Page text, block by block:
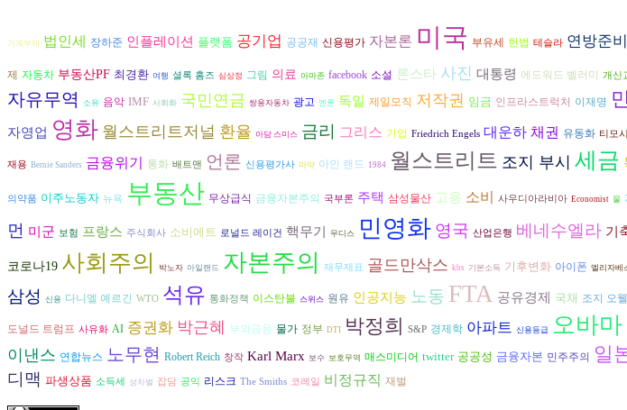
가계부채 법인세 장하준 인플레이션 플랫폼 공기업 공공재 신용평가 자본론 미국 부유세 헌법 테슬라 연방준
제 자동차 부동산PF 최경환 여행 셜록 홈즈 심상정 그림 의료 아마존 facebook 소설 론스타 사진 대통령 에드워드 벨러미 개신
자유무역 소유 음악 IMF 사회화 국민연금 쌍용자동차 광고 엔론 독일 제일모직 저작권 임금 인프라스트럭처 이재명
자영업 영화 월스트리트저널 환율 아담 스미스 금리 그리스 기업 Friedrich Engels 대운하 채권 유동화 티모
재용 Bernie Sanders 금융위기 통화 배트맨 언론 신용평가사 마약 아인 랜드 1984 월스트리트 조지 부시 세금
의약품 이주노동자 뉴욕 부동산 무상급식 금융자본주의 국부론 주택 삼성물산 고용 소비 사우디아라비아 Economist 물
먼 미군 보험 프랑스 주식회사 소비에트 로널드 레이건 핵무기 무디스 민영화 영국 산업은행 베네수엘라 기
코로나19 사회주의 박노자 아일랜드 자본주의 재무제표 골드만삭스 kbs 기본소득 기후변화 아이폰 엘리자베
삼성 신용 다니엘 예르긴 WTO 석유 통화정책 이스탄불 스위스 원유 인공지능 노동 FTA 공유경제 국채 조지 오웰
도널드 트럼프 사유화 AI 증권화 박근혜 부외금융 물가 정부 DTI 박정희 S&P 경제학 아파트 신용등급 오바마
이낸스 연합뉴스 노무현 Robert Reich 창작 Karl Marx 보수 보호무역 매스미디어 twitter 공공성 금융자본 민주주의 일
디맥 파생상품 소득세 성차별 잡담 공익 리스크 The Smiths 코레일 비정규직 재벌